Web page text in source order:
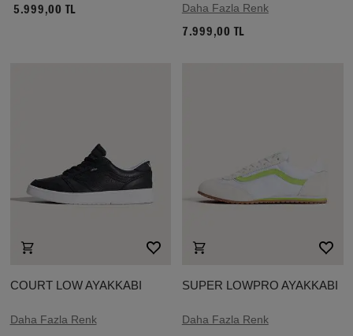
5.999,00 TL Daha Fazla Renk
7.999,00 TL
COURT LOW AYAKKABI
Daha Fazla Renk
SUPER LOWPRO AYAKKABI
Daha Fazla Renk